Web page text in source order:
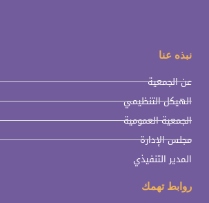
نبذه عنا
عن الجمعية
الهيكل التنظيمي
الجمعية العمومية
مجلس الإدارة
المدير التنفيذي
روابط تهمك